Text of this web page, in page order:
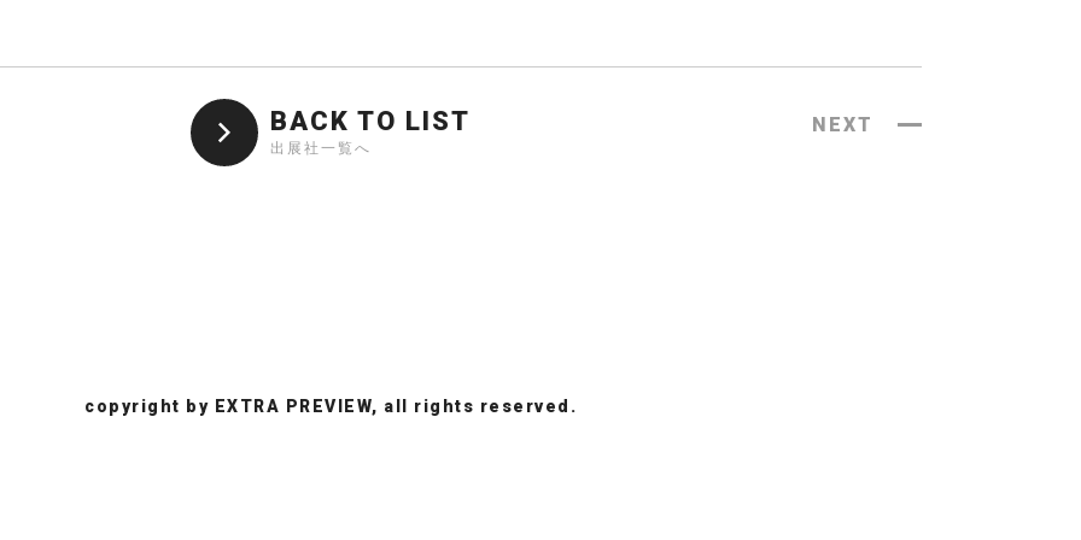
NEXT
BACK TO LIST
出展社一覧へ
copyright by EXTRA PREVIEW, all rights reserved.